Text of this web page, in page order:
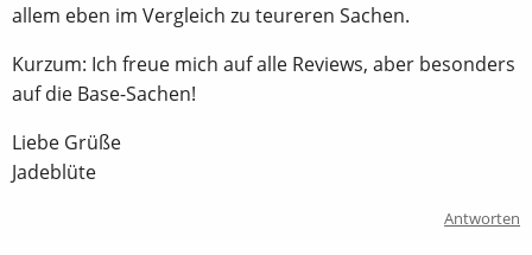
allem eben im Vergleich zu teureren Sachen.
Kurzum: Ich freue mich auf alle Reviews, aber besonders
auf die Base-Sachen!
Liebe Grüße
Jadeblüte
Antworten